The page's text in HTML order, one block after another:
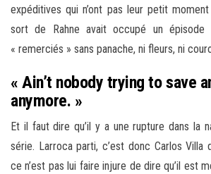
expéditives qui n’ont pas leur petit
sort de Rahne avait occupé un épisode
« remerciés » sans panache, ni fleurs, ni
« Ain’t nobody trying to save
anymore. »
Et il faut dire qu’il y a une rupture dans la
série. Larroca parti, c’est donc Carlos
ce n’est pas lui faire injure de dire qu’il est